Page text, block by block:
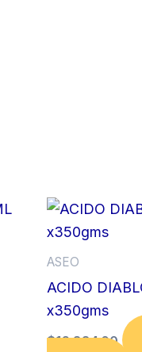
ASEO
ACIDO
x350gms
$16,884.00